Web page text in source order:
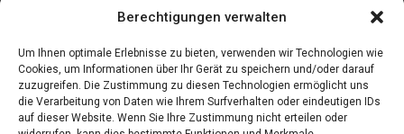
Berechtigungen verwalten
Um Ihnen optimale Erlebnisse zu bieten, verwenden wir Technologien wie
Cookies, um Informationen über Ihr Gerät zu speichern und/oder darauf
zuzugreifen. Die Zustimmung zu diesen Technologien ermöglicht uns
die Verarbeitung von Daten wie Ihrem Surfverhalten oder eindeutigen IDs
auf dieser Website. Wenn Sie Ihre Zustimmung nicht erteilen oder
Test Toilettensitz – Helfen Sie Ihren Senioren
Personalhandbuch
10 Tipps um einen guten Eindruck zu machen
Sahnemaschine